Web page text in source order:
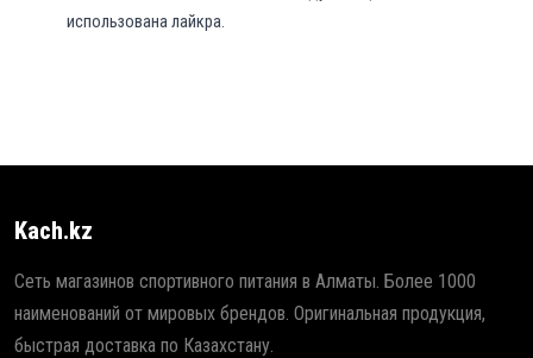
использована лайкра.
Kach.kz
Сеть магазинов спортивного питания в Алматы. Более 1000
наименований от мировых брендов. Оригинальная продукция,
быстрая доставка по Казахстану.